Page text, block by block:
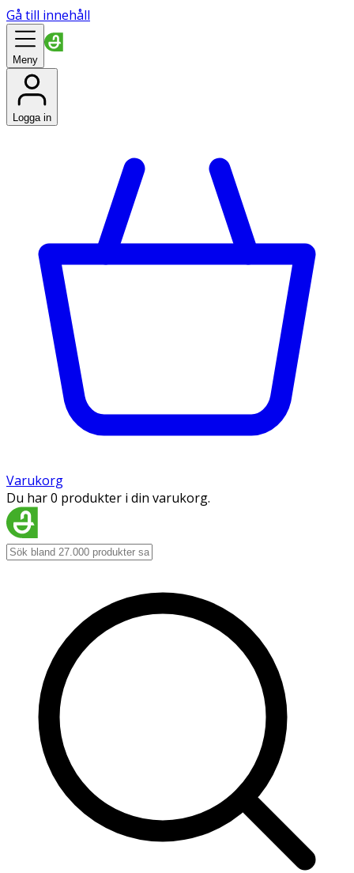
Gå till innehåll
Meny
Logga in
Varukorg
Du har 0 produkter i din varukorg.